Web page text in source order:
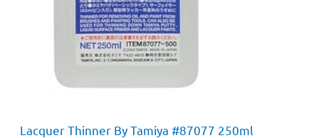
Lacquer Thinner By Tamiya #87077 250ml